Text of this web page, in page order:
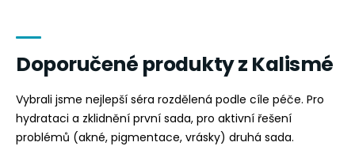
Doporučené produkty z Kalismé
Vybrali jsme nejlepší séra rozdělená podle cíle péče. Pro
hydrataci a zklidnění první sada, pro aktivní řešení
problémů (akné, pigmentace, vrásky) druhá sada.